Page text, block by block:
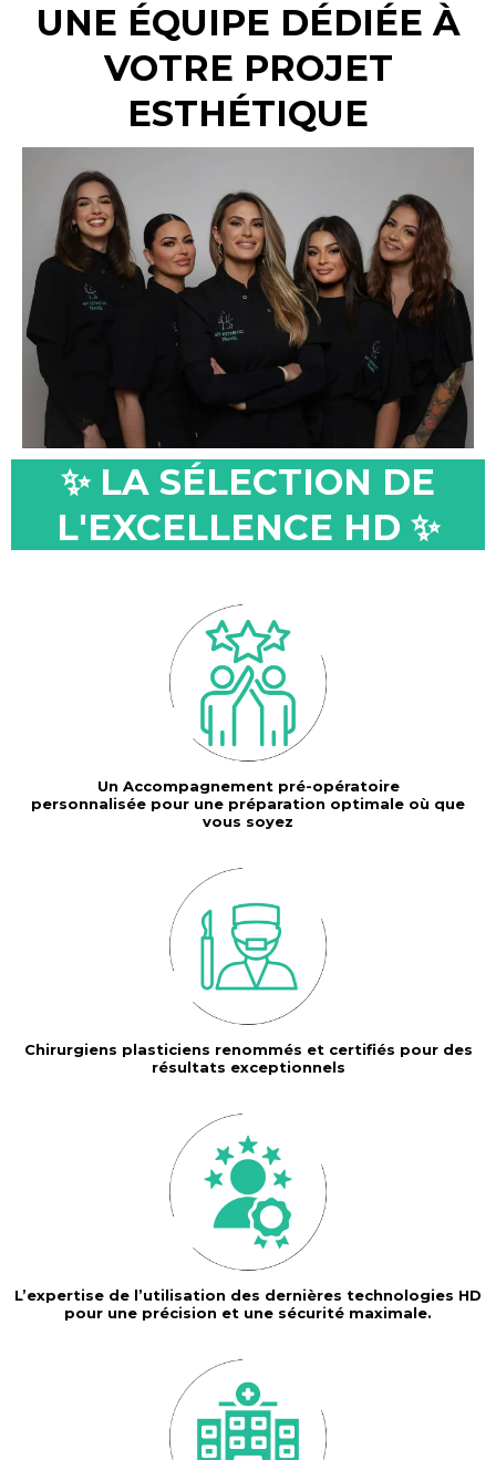
UNE ÉQUIPE DÉDIÉE À
VOTRE PROJET
ESTHÉTIQUE
✨ LA SÉLECTION DE
L'EXCELLENCE HD ✨
Un Accompagnement pré-opératoire
personnalisée pour une préparation optimale où que
vous soyez
Chirurgiens plasticiens renommés et certifiés pour des
résultats exceptionnels
L’expertise de l’utilisation des dernières technologies HD
pour une précision et une sécurité maximale.